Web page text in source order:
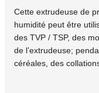
Cette extrudeuse de
humidité peut être
des TVP / TSP, des
de l’extrudeuse;
céréales, des